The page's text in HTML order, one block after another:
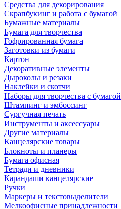
Средства для декорирования
Скрапбукинг и работа с бумагой
Бумажные материалы
Бумага для творчества
Гофрированная бумага
Заготовки из бумаги
Картон
Декоративные элементы
Дыроколы и резаки
Наклейки и скотчи
Наборы для творчества с бумагой
Штампинг и эмбоссинг
Сургучная печать
Инструменты и аксессуары
Другие материалы
Канцелярские товары
Блокноты и планеры
Бумага офисная
Тетради и дневники
Карандаши канцелярские
Ручки
Маркеры и текстовыделители
Мелкоофисные принадлежности